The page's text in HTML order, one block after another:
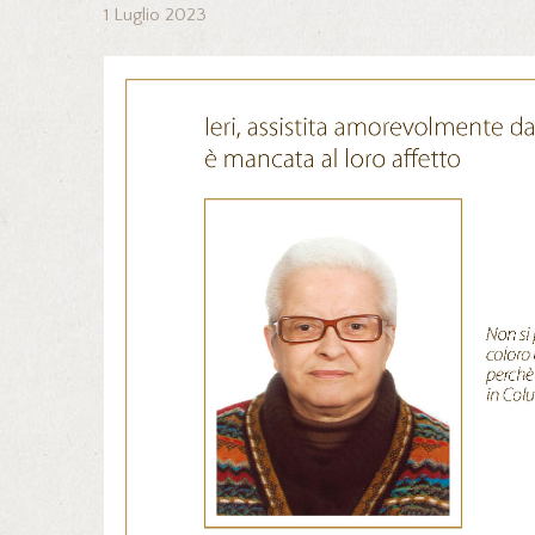
1 Luglio 2023